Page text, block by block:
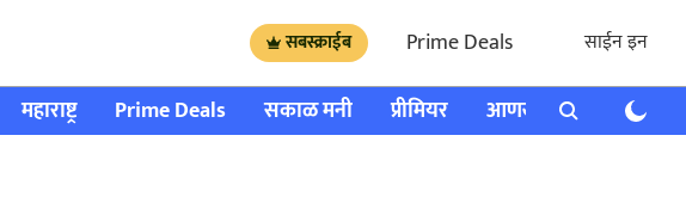
सबस्क्राईब Prime Deals साईन इन
महाराष्ट्र Prime Deals सकाळ मनी प्रीमियर आणखी राशी भविष्य